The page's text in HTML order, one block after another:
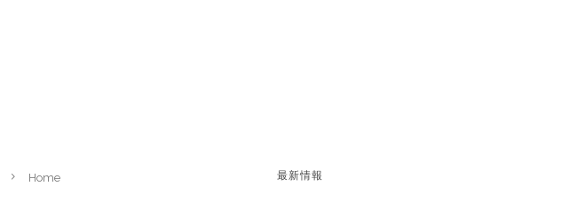
Home 最新情報